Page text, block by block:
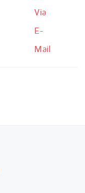
Via
E-
Mail